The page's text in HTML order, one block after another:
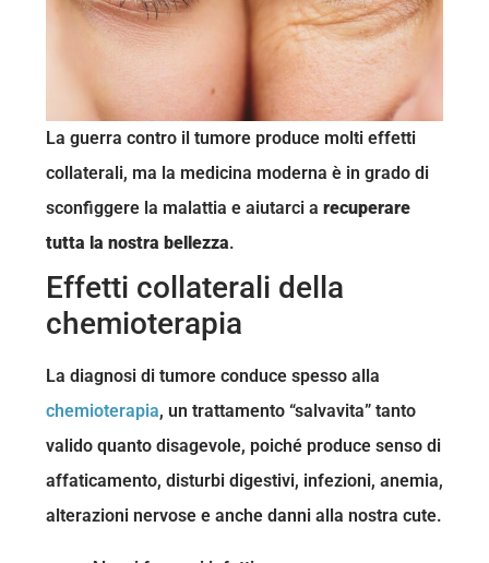
La guerra contro il tumore produce molti effetti
collaterali, ma la medicina moderna è in grado di
sconfiggere la malattia e aiutarci a recuperare
tutta la nostra bellezza.
Effetti collaterali della
chemioterapia
La diagnosi di tumore conduce spesso alla
chemioterapia, un trattamento “salvavita” tanto
valido quanto disagevole, poiché produce senso di
affaticamento, disturbi digestivi, infezioni, anemia,
alterazioni nervose e anche danni alla nostra cute.